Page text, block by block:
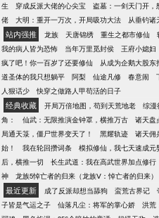
生
穿成反派大佬的心尖宝 盗墓：一剑天门开，
佬
大明：重开一万次，开局吸功大法 从垂钓诸
站内强推 龙族 天唐锦绣 重生之都市修仙
我的病人皆为恐怖
当年万里觅封侯 王府小媳妇
疯了吧！你一百岁了还要修仙
从成为企鹅大股东
道圣体的我只想躺平
阿梨 仙途凡修 春意闹
人狠话少
快穿之做路人甲苟活的日子
经典收藏 开局万倍地图，苟到天荒地老 综漫
角：
仙武：无限推演金钟罩，横推万古 诸天盘
局通天箓，僵尸世界变天了！
黑耀轨迹 诸天佣
始！
我在轮回攒词条 模拟修仙，我七天速成元
后，横推一切
长生武道：我在高武世界加点修行
神
龙族5悼亡者的归来（龙族Ⅴ：悼亡者的归来）
最近更新 成了反派却想当舔狗 蛮荒古界记
子皆是气运之子
仙落凡尘：将军的掌心娇 洪荒